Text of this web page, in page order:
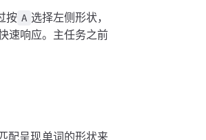
按 A 选择左侧形状，
速响应。主任务之前
配呈现单词的形状来